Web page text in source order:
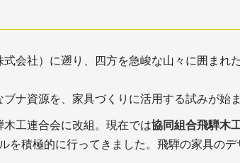
会社）に遡り、四方を急峻な山々に囲まれ
ナ資源を、家具づくりに活用する試みが始
工連合会に改組。現在では協同組合飛騨木
を積極的に行ってきました。飛騨の家具のデ